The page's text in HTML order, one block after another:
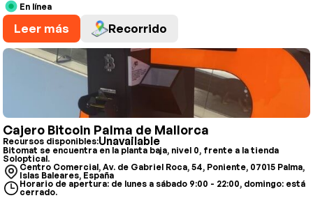
En línea
Leer más Recorrido
Cajero Bitcoin Palma de Mallorca
Recursos disponibles:Unavailable
Bitomat se encuentra en la planta baja, nivel 0, frente a la tienda
Soloptical.
Centro Comercial, Av. de Gabriel Roca, 54, Poniente, 07015 Palma,
Islas Baleares, España
Horario de apertura: de lunes a sábado 9:00 - 22:00, domingo: está
cerrado.